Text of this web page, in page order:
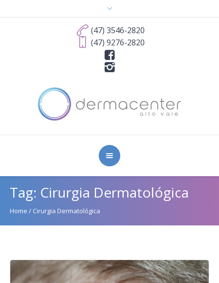
(47) 3546-2820
(47) 9276-2820
Tag: Cirurgia Dermatológica
Home / Cirurgia Dermatológica